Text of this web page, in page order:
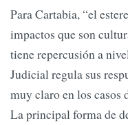
Para Cartabia, “el
impactos que son
tiene repercusión a
Judicial regula sus
muy claro en los casos
La principal forma de